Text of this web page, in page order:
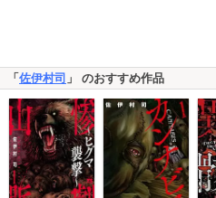
「佐伊村司 」 のおすすめ作品